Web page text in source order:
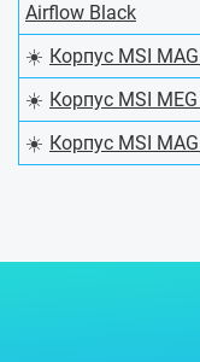
Airflow Black
☀️ Корпус MSI
☀️ Корпус MSI
☀️ Корпус MSI